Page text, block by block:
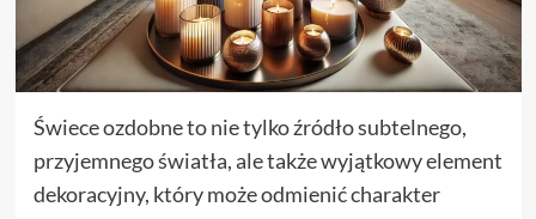
Świece ozdobne to nie tylko źródło subtelnego,
przyjemnego światła, ale także wyjątkowy element
dekoracyjny, który może odmienić charakter